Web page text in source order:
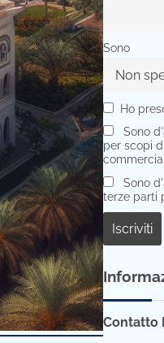
Sono
Ho
Sono
per scopi
Sono
terze parti
Contatto